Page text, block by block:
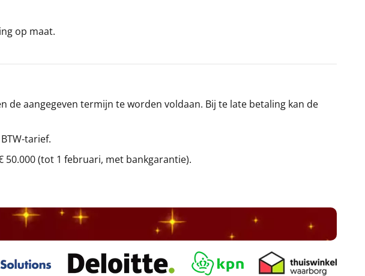
op maat.
aangegeven termijn te worden voldaan. Bij te late betaling kan de
tarief.
(tot 1 februari, met bankgarantie).